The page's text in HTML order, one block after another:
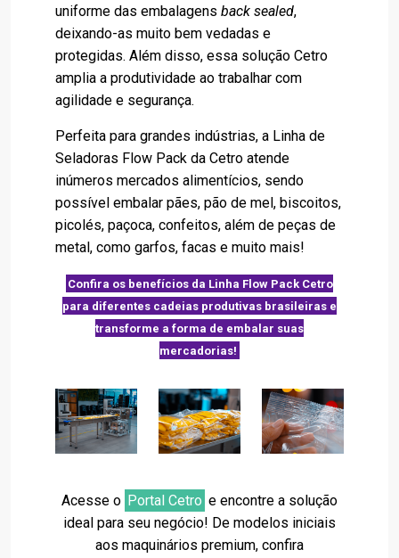
uniforme das embalagens back sealed,
deixando-as muito bem vedadas e
protegidas. Além disso, essa solução Cetro
amplia a produtividade ao trabalhar com
agilidade e segurança.
Perfeita para grandes indústrias, a Linha de
Seladoras Flow Pack da Cetro atende
inúmeros mercados alimentícios, sendo
possível embalar pães, pão de mel, biscoitos,
picolés, paçoca, confeitos, além de peças de
metal, como garfos, facas e muito mais!
Confira os benefícios da Linha Flow Pack Cetro
para diferentes cadeias produtivas brasileiras e
transforme a forma de embalar suas
mercadorias!
Acesse o Portal Cetro e encontre a solução
ideal para seu negócio! De modelos iniciais
aos maquinários premium, confira